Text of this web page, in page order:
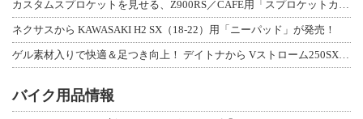
ネクサスから KAWASAKI H2 SX（18-22）用「ニーパッド」が発売！
バイク用品情報